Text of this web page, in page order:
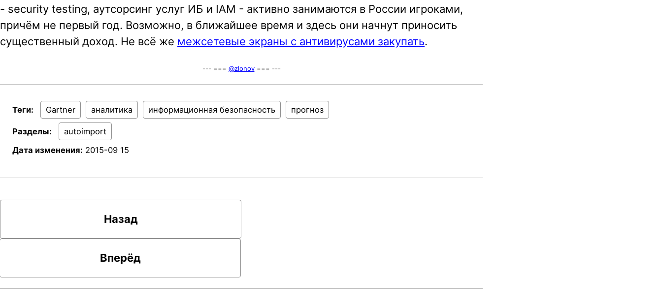
- security testing, аутсорсинг услуг ИБ и IAM - активно занимаются в России игроками,
причём не первый год. Возможно, в ближайшее время и здесь они начнут приносить
существенный доход. Не всё же межсетевые экраны с антивирусами закупать.
--- === @zlonov=== ---
Теги: Gartner аналитика информационная безопасность прогноз
Разделы:
autoimport
Дата изменения: 2015-09 15
Назад
Вперёд